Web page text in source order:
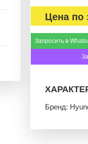
Цена по
Запросить в
Бренд: